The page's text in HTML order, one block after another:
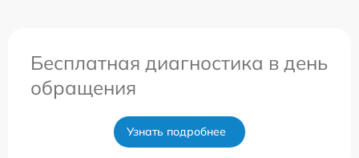
Бесплатная диагностика в день
обращения
Узнать подробнее